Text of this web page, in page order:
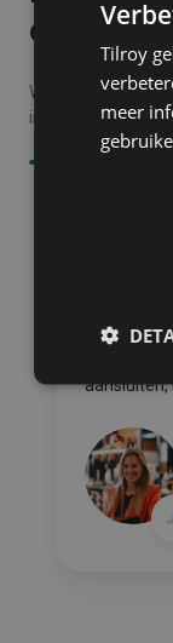
ons aan
Wat klanten en
integraties
cruciaal
aansluiten,
Tilroy
meer